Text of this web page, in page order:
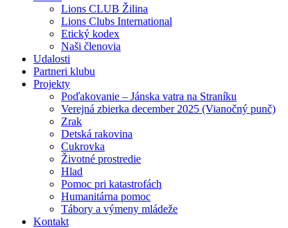
Lions CLUB Žilina
Lions Clubs International
Etický kodex
Naši členovia
Udalosti
Partneri klubu
Projekty
Poďakovanie – Jánska vatra na Straníku
Verejná zbierka december 2025 (Vianočný punč)
Zrak
Detská rakovina
Cukrovka
Životné prostredie
Hlad
Pomoc pri katastrofách
Humanitárna pomoc
Tábory a výmeny mládeže
Kontakt